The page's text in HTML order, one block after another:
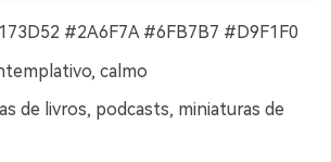
#2A6F7A #6FB7B7 #D9F1F0
calmo
de livros, podcasts, miniaturas de